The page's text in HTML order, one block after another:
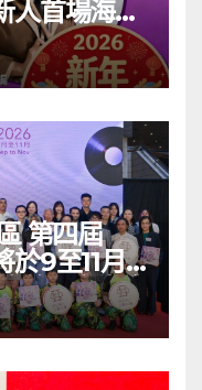
人首場海外
屆
於9至11月
義》音樂會
拍恭碩良 聯
韓國的
懾舞台